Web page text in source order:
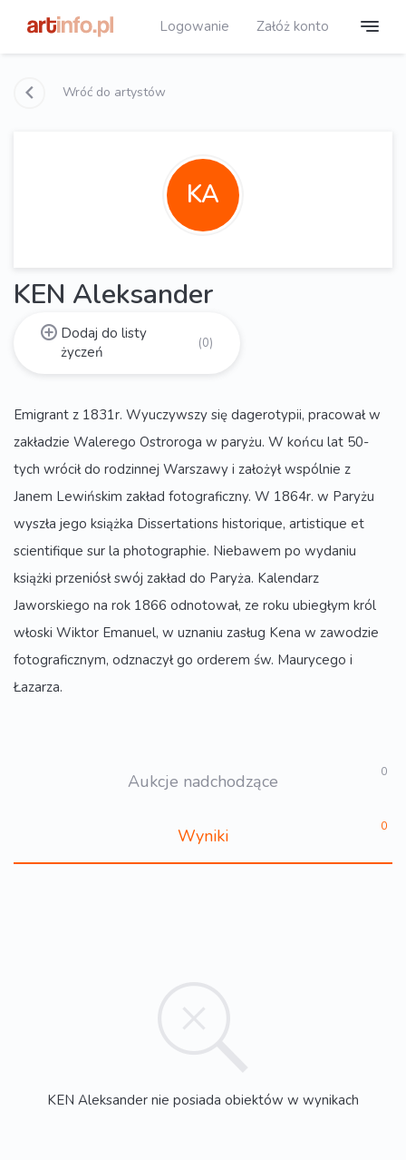
Logowanie Załóż konto
Wróć do artystów
KA
KEN Aleksander
Dodaj do listy
życzeń
(0)
Emigrant z 1831r. Wyuczywszy się dagerotypii, pracował w
zakładzie Walerego Ostroroga w paryżu. W końcu lat 50-
tych wrócił do rodzinnej Warszawy i założył wspólnie z
Janem Lewińskim zakład fotograficzny. W 1864r. w Paryżu
wyszła jego książka Dissertations historique, artistique et
scientifique sur la photographie. Niebawem po wydaniu
książki przeniósł swój zakład do Paryża. Kalendarz
Jaworskiego na rok 1866 odnotował, ze roku ubiegłym król
włoski Wiktor Emanuel, w uznaniu zasług Kena w zawodzie
fotograficznym, odznaczył go orderem św. Maurycego i
Łazarza.
Aukcje nadchodzące 0
Wyniki 0
KEN Aleksander nie posiada obiektów w wynikach